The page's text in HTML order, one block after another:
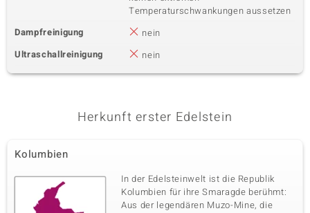
Temperaturschwankungen aussetzen
Dampfreinigung
nein
Ultraschallreinigung
nein
Herkunft erster Edelstein
Kolumbien
In der Edelsteinwelt ist die Republik
Kolumbien für ihre Smaragde berühmt:
Aus der legendären Muzo-Mine, die